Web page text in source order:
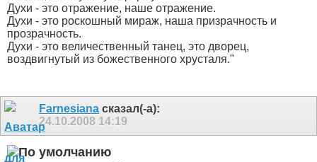
Духи - это отражение, наше отражение.
Духи - это роскошный мираж, наша призрачность и
прозрачность.
Духи - это величественный танец, это дворец,
воздвигнутый из божественного хрусталя."
Farnesiana сказал(-а):
24.10.2008 14:19